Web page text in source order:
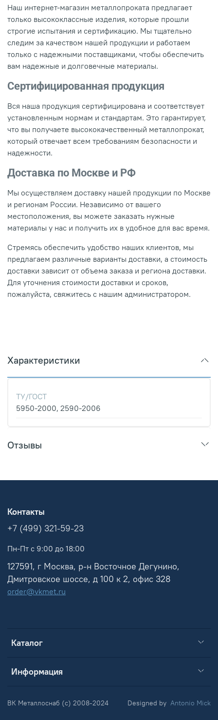
Наш интернет-магазин металлопроката предлагает
только высококлассные изделия, которые прошли
строгие испытания и сертификацию. Мы тщательно
следим за качеством нашей продукции и работаем
только с надежными поставщиками, чтобы обеспечить
вам надежные и долговечные материалы.
Сертифицированная продукция
Вся наша продукция сертифицирована и соответствует
установленным нормам и стандартам. Это гарантирует,
что вы получаете высококачественный металлопрокат,
который отвечает всем требованиям безопасности и
надежности.
Доставка по Москве и РФ
Мы осуществляем доставку нашей продукции по Москве
и регионам России. Независимо от вашего
местоположения, вы можете заказать нужные
материалы у нас и получить их в удобное для вас время.
Стремясь обеспечить удобство наших клиентов, мы
предлагаем различные варианты доставки, а стоимость
доставки зависит от объема заказа и региона доставки.
Для уточнения стоимости доставки и сроков,
пожалуйста, свяжитесь с нашим администратором.
Характеристики
ТУ/ГОСТ
5950-2000, 2590-2006
Отзывы
Каталог
Информация
Контакты
+7 (499) 321-59-23
Пн-Пт с 9:00 до 18:00
127591, г Москва, р-н Восточное Дегунино,
Дмитровское шоссе, д 100 к 2, офис 328
order@vkmet.ru
ВК Металлоснаб (c) 2008-2024 Designed by Antonio Mick